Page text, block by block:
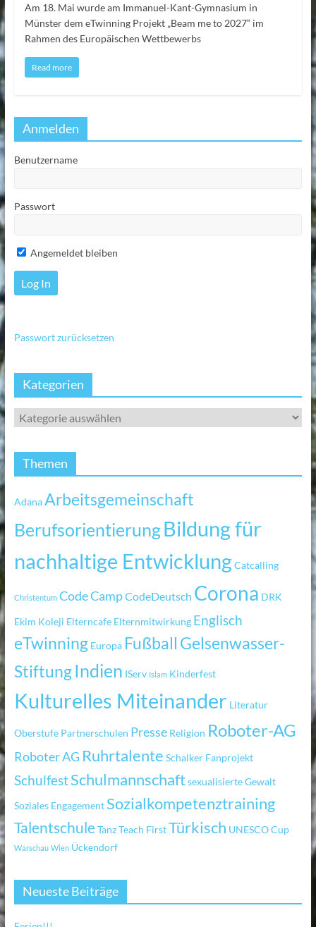
Am 18. Mai wurde am Immanuel-Kant-Gymnasium in
Münster dem eTwinning Projekt „Beam me to 2027“ im
Rahmen des Europäischen Wettbewerbs
Read more
Anmelden
Benutzername
Passwort
Angemeldet bleiben
Passwort zurücksetzen
Kategorien
Themen
AdanaArbeitsgemeinschaft
BerufsorientierungBildung für
nachhaltige EntwicklungCatcalling
Christentum Code CampCodeDeutsch Corona DRK
Ekim Koleji Elterncafe Elternmitwirkung Englisch
eTwinning Europa Fußball Gelsenwasser-
StiftungIndien IServ Islam Kinderfest
Kulturelles Miteinander Literatur
Oberstufe Partnerschulen Presse Religion Roboter-AG
Roboter AG Ruhrtalente Schalker Fanprojekt
SchulfestSchulmannschaftsexualisierte Gewalt
Soziales Engagement Sozialkompetenztraining
TalentschuleTanzTeach FirstTürkisch UNESCO Cup
Warschau Wien Ückendorf
Neueste Beiträge